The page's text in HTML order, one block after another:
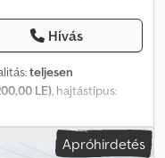
Hívás
teljesen
LE) , hajtástípus:
, üzemórák:6 000 h,
, Volvo
Apróhirdetés